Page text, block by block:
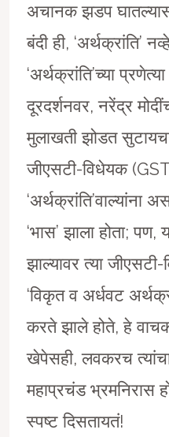
अचानक झडप
बंदी ही, ‘अर्थक्रांति’
‘अर्थक्रांति’च्या
दूरदर्शनवर, नरेंद्र
मुलाखती झोडत
जीएसटी-विधेयक
‘अर्थक्रांति’वाल्यांना
‘भास’ झाला होता;
झाल्यावर त्या
‘विकृत व अर्धवट
करते झाले होते, हे
खेपेसही, लवकरच
महाप्रचंड भ्रमनिरास
स्पष्ट दिसतायतं!